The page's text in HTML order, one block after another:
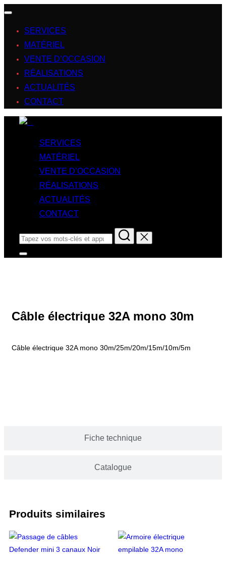
SERVICES
MATÉRIEL
VENTE D’OCCASION
RÉALISATIONS
ACTUALITÉS
CONTACT
SERVICES
MATÉRIEL
VENTE D’OCCASION
RÉALISATIONS
ACTUALITÉS
CONTACT
Câble électrique 32A mono 30m
Câble électrique 32A mono 30m/25m/20m/15m/10m/5m
Fiche technique
Catalogue
Produits similaires